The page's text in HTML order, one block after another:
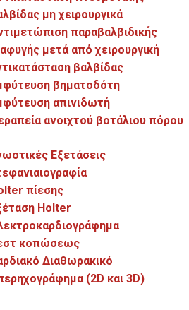
μη χειρουργικά
παραβαλβιδικής
μετά από χειρουργική
βαλβίδας
βηματοδότη
απινιδωτή
ανοιχτού βοτάλιου πόρου
Εξετάσεις
πίεσης
Holter
κοπώσεως
Διαθωρακικό
(2D και 3D)
μιτροειδούς βαλβίδας με